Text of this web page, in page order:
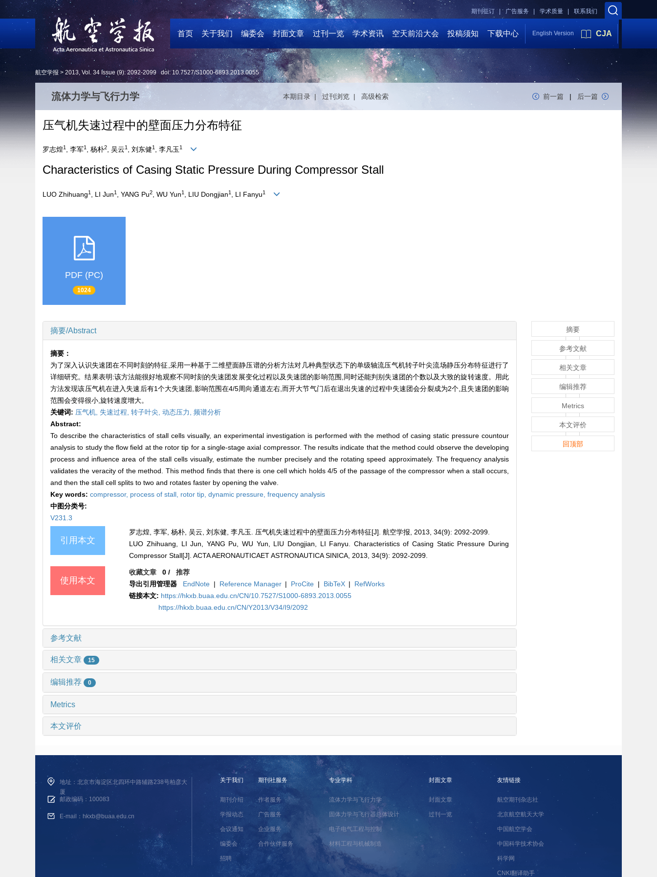
联系我们
学术质量 |
广告服务 |
期刊征订 |
首页 关于我们 编委会 封面文章 过刊一览 学术资讯 空天前沿大会 投稿须知 下载中心 English Version CJA
航空学报 > 2013, Vol. 34 Issue (9): 2092-2099 doi:10.7527/S1000-6893.2013.0055
流体力学与飞行力学 本期目录 | 过刊浏览 | 高级检索 前一篇 | 后一篇
压气机失速过程中的壁面压力分布特征
罗志煌1 , 李军1 , 杨朴2, 吴云1 , 刘东健1 , 李凡玉 1
Characteristics of Casing Static Pressure During Compressor Stall
LUO Zhihuang1 , LI Jun1 , YANG Pu2 , WU Yun1 , LIU Dongjian1 , LI Fanyu1
PDF (PC)
1024
摘要/Abstract
摘要：
为了深入认识失速团在不同时刻的特征,采用一种基于二维壁面静压谱的分析方法对几种典型状态下的单级轴流压气机转子叶尖流场静压分布特征进行了
详细研究。结果表明:该方法能很好地观察不同时刻的失速团发展变化过程以及失速团的影响范围,同时还能判别失速团的个数以及大致的旋转速度。用此
方法发现该压气机在进入失速后有1个大失速团,影响范围在4/5周向通道左右,而开大节气门后在退出失速的过程中失速团会分裂成为2个,且失速团的影响
范围会变得很小,旋转速度增大。
关键词: 压气机, 失速过程, 转子叶尖, 动态压力, 频谱分析
Abstract:
To describe the characteristics of stall cells visually, an experimental investigation is performed with the method of casing static pressure countour
analysis to study the flow field at the rotor tip for a single-stage axial compressor. The results indicate that the method could observe the developing
process and influence area of the stall cells visually, estimate the number precisely and the rotating speed approximately. The frequency analysis
validates the veracity of the method. This method finds that there is one cell which holds 4/5 of the passage of the compressor when a stall occurs,
and then the stall cell splits to two and rotates faster by opening the valve.
Key words: compressor, process of stall, rotor tip, dynamic pressure, frequency analysis
中图分类号:
V231.3
引用本文
罗志煌, 李军, 杨朴, 吴云, 刘东健, 李凡玉. 压气机失速过程中的壁面压力分布特征[J]. 航空学报, 2013, 34(9): 2092-2099.
LUO Zhihuang, LI Jun, YANG Pu, WU Yun, LIU Dongjian, LI Fanyu. Characteristics of Casing Static Pressure During
Compressor Stall[J]. ACTA AERONAUTICAET ASTRONAUTICA SINICA, 2013, 34(9): 2092-2099.
使用本文
收藏文章 0 /推荐
导出引用管理器
EndNote | Reference Manager | ProCite | BibTeX |
RefWorks
链接本文: https://hkxb.buaa.edu.cn/CN/10.7527/S1000-6893.2013.0055
https://hkxb.buaa.edu.cn/CN/Y2013/V34/I9/2092
参考文献
相关文章 15
编辑推荐 0
Metrics
本文评价
摘要
参考文献
相关文章
编辑推荐
Metrics
本文评价
回顶部
地址：北京市海淀区北四环中路辅路238号柏彦大
厦
邮政编码：100083
E-mail：hkxb@buaa.edu.cn
关于我们
期刊介绍
学报动态
会议通知
编委会
招聘
期刊社服务
作者服务
广告服务
企业服务
合作伙伴服务
专业学科
流体力学与飞行力学
固体力学与飞行器总体设计
电子电气工程与控制
材料工程与机械制造
封面文章
封面文章
过刊一览
友情链接
航空期刊杂志社
北京航空航天大学
中国航空学会
中国科学技术协会
科学网
CNKI翻译助手